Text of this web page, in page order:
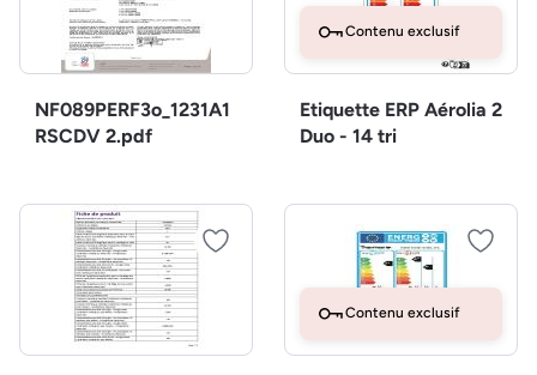
NF089PERF3o_1231A1
RSCDV 2.pdf
Contenu exclusif
Etiquette ERP Aérolia 2
Duo - 14 tri
Contenu exclusif